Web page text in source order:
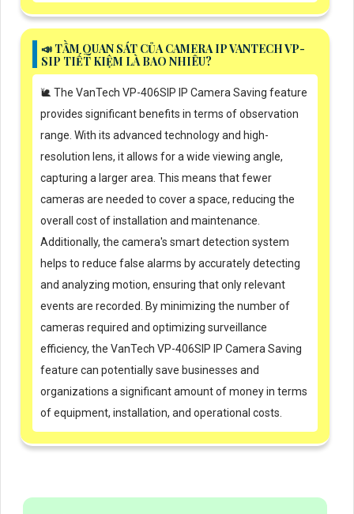
📣 TẦM QUAN SÁT CỦA CAMERA IP VANTECH VP-
SIP TIẾT KIỆM LÀ BAO NHIÊU?
🐌 The VanTech VP-406SIP IP Camera Saving feature
provides significant benefits in terms of observation
range. With its advanced technology and high-
resolution lens, it allows for a wide viewing angle,
capturing a larger area. This means that fewer
cameras are needed to cover a space, reducing the
overall cost of installation and maintenance.
Additionally, the camera's smart detection system
helps to reduce false alarms by accurately detecting
and analyzing motion, ensuring that only relevant
events are recorded. By minimizing the number of
cameras required and optimizing surveillance
efficiency, the VanTech VP-406SIP IP Camera Saving
feature can potentially save businesses and
organizations a significant amount of money in terms
of equipment, installation, and operational costs.